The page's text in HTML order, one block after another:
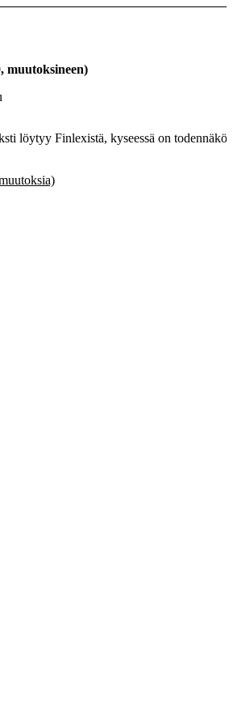
, muutoksineen)
löytyy Finlexistä, kyseessä on